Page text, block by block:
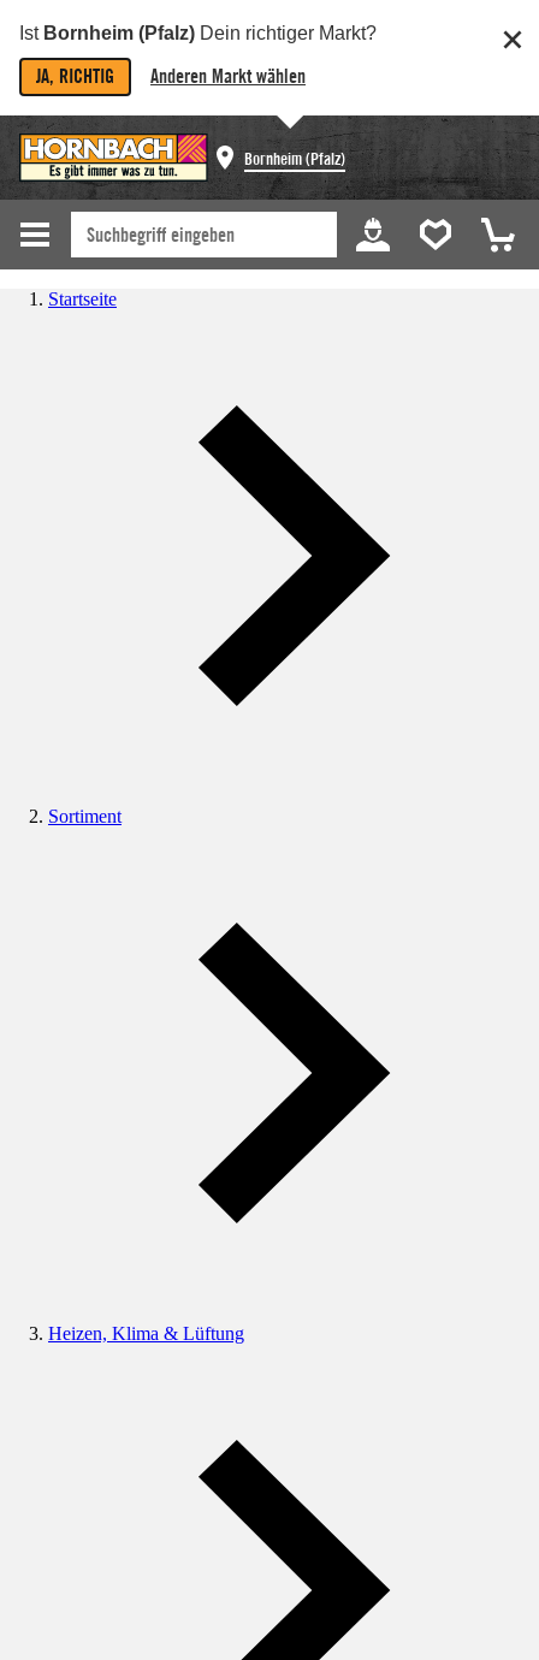
Ist Bornheim (Pfalz) Dein richtiger Markt?
JA, RICHTIG Anderen Markt wählen
Bornheim (Pfalz)
Startseite
Sortiment
Heizen, Klima & Lüftung